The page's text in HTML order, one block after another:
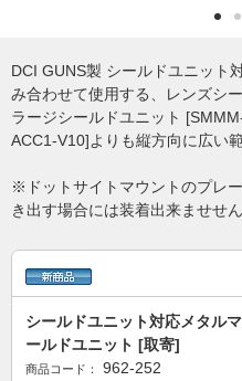
DCI GUNS製 シールドユニット
み合わせて使用する、レンズシ
ラージシールドユニット
ACC1-V10]よりも縦方向に広い
※ドットサイトマウントのプレ
き出す場合には装着出来ませせん
シールドユニット対応メタル
ールドユニット [取寄]
商品コード： 962-252